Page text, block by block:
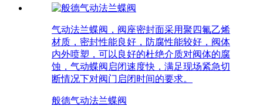
气动法兰蝶阀，阀座密封面采用聚四氟乙烯
材质，密封性能良好，防腐性能较好，阀体
内外喷塑，可以良好的杜绝介质对阀体的腐
蚀，气动蝶阀启闭速度快，满足现场紧急切
断情况下对阀门启闭时间的要求。
般德气动法兰蝶阀